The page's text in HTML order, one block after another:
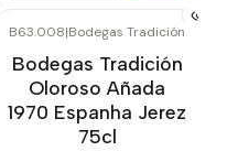
B63.008|Bodegas Tradición
Bodegas Tradición
Oloroso Añada
1970 Espanha Jerez
75cl